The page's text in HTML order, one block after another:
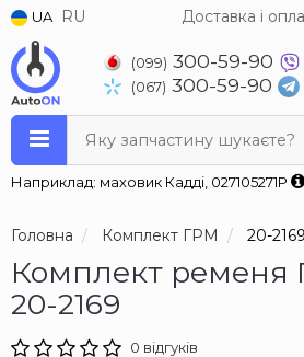
UA RU Доставка і
(099) 300-59-90
(067) 300-59-90
Яку запчастину шукаєте?
Наприклад: маховик Кадді, 027105271P
Головна Комплект ГРМ 20-
Комплект ременя
20-2169
0 відгуків